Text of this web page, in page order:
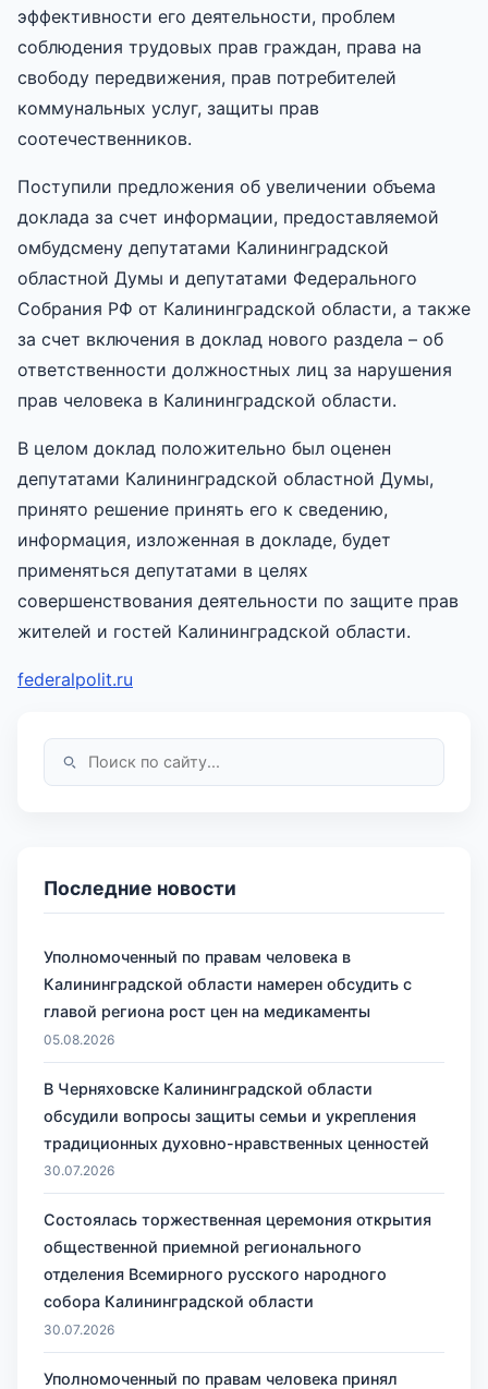
эффективности его деятельности, проблем
соблюдения трудовых прав граждан, права на
свободу передвижения, прав потребителей
коммунальных услуг, защиты прав
соотечественников.
Поступили предложения об увеличении объема
доклада за счет информации, предоставляемой
омбудсмену депутатами Калининградской
областной Думы и депутатами Федерального
Собрания РФ от Калининградской области, а также
за счет включения в доклад нового раздела – об
ответственности должностных лиц за нарушения
прав человека в Калининградской области.
В целом доклад положительно был оценен
депутатами Калининградской областной Думы,
принято решение принять его к сведению,
информация, изложенная в докладе, будет
применяться депутатами в целях
совершенствования деятельности по защите прав
жителей и гостей Калининградской области.
federalpolit.ru
Последние новости
Уполномоченный по правам человека в
Калининградской области намерен обсудить с
главой региона рост цен на медикаменты
05.08.2026
В Черняховске Калининградской области
обсудили вопросы защиты семьи и укрепления
традиционных духовно-нравственных ценностей
30.07.2026
Состоялась торжественная церемония открытия
общественной приемной регионального
отделения Всемирного русского народного
собора Калининградской области
30.07.2026
Уполномоченный по правам человека принял